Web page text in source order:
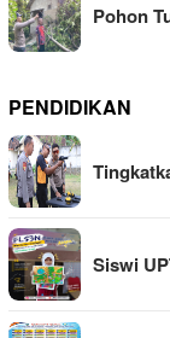
Pohon
PENDIDIKAN
Siswi